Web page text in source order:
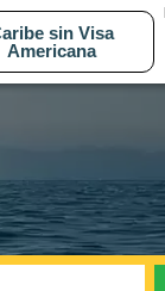
sin Visa
Americana